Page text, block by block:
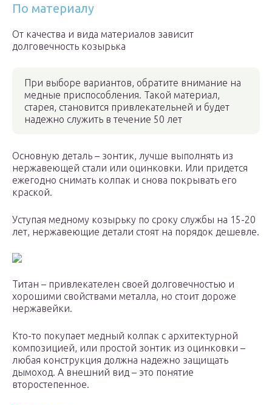
По материалу
От качества и вида материалов зависит
долговечность козырька
При выборе вариантов, обратите внимание на
медные приспособления. Такой материал,
старея, становится привлекательней и будет
надежно служить в течение 50 лет
Основную деталь – зонтик, лучше выполнять из
нержавеющей стали или оцинковки. Или придется
ежегодно снимать колпак и снова покрывать его
краской.
Уступая медному козырьку по сроку службы на 15-20
лет, нержавеющие детали стоят на порядок дешевле.
Титан – привлекателен своей долговечностью и
хорошими свойствами металла, но стоит дороже
нержавейки.
Кто-то покупает медный колпак с архитектурной
композицией, или простой зонтик из оцинковки –
любая конструкция должна надежно защищать
дымоход. А внешний вид – это понятие
второстепенное.